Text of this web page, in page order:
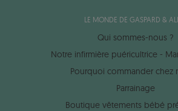
LE MONDE DE GASPARD &
Qui sommes-nous ?
Notre infirmière puéricultrice -
Pourquoi commander chez
Parrainage
Boutique vêtements bébé